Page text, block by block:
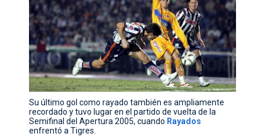
Su último gol como rayado también es ampliamente
recordado y tuvo lugar en el partido de vuelta de la
Semifinal del Apertura 2005, cuando Rayados
enfrentó a Tigres.